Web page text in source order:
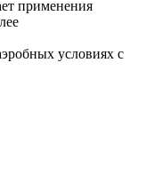
применения
условиях с